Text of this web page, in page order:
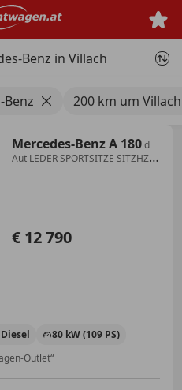
Benz in Villach
Benz 200 km um Villach
Mercedes-Benz A 180d
Aut LEDER SPORTSITZE SITZHZG
€ 12 790
Diesel
80 kW (109 PS)
Outlet“